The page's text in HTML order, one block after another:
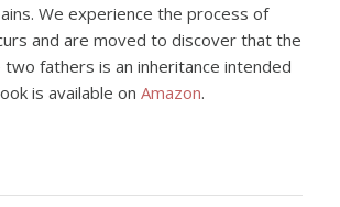
We experience the process of
and are moved to discover that the
fathers is an inheritance intended
is available on Amazon.